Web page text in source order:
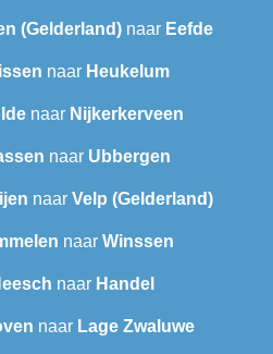
(Gelderland)naar Eefde
naar Heukelum
naar Nijkerkerveen
naar Ubbergen
naar Velp (Gelderland)
naar Winssen
naar Handel
naar Lage Zwaluwe